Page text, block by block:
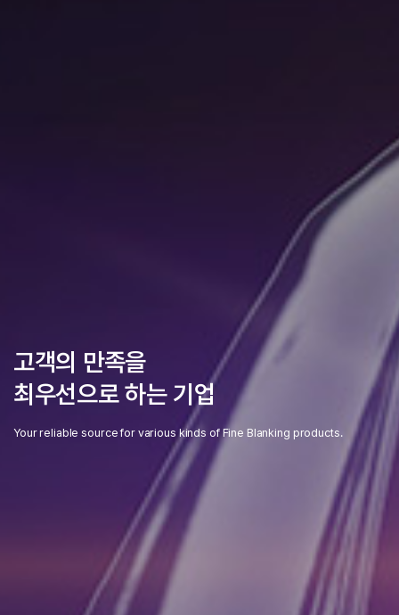
고객의 만족을
최우선으로 하는 기업
Your reliable source for various kinds of Fine Blanking products.